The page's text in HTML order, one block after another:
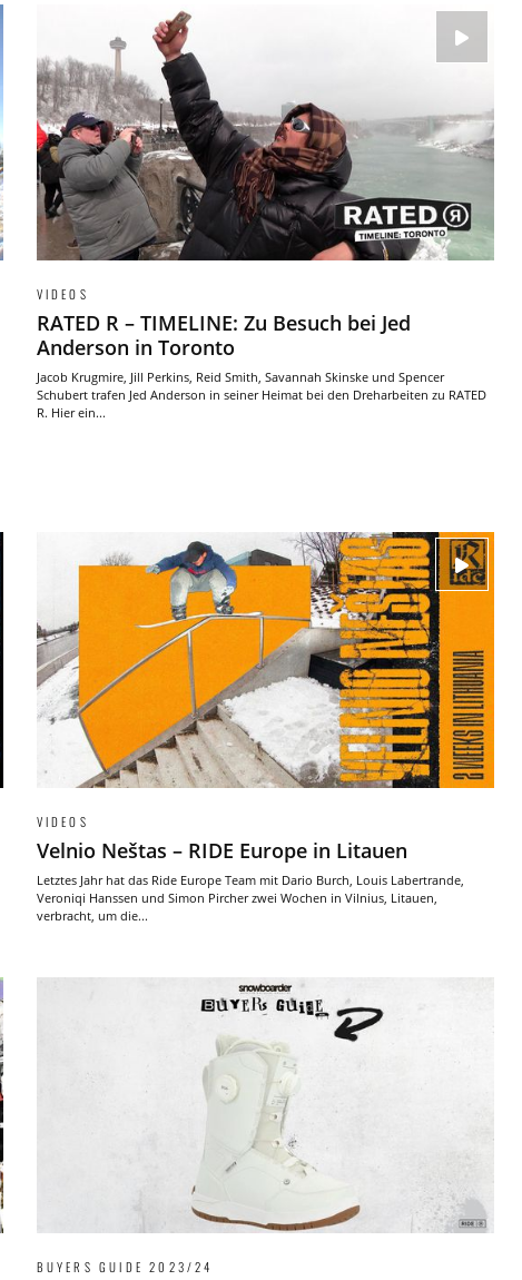
VIDEOS
RATED R – TIMELINE: Zu Besuch bei Jed
Anderson in Toronto
Jacob Krugmire, Jill Perkins, Reid Smith, Savannah Skinske und Spencer
Schubert trafen Jed Anderson in seiner Heimat bei den Dreharbeiten zu RATED
R. Hier ein...
VIDEOS
Velnio Neštas – RIDE Europe in Litauen
Letztes Jahr hat das Ride Europe Team mit Dario Burch, Louis Labertrande,
Veroniqi Hanssen und Simon Pircher zwei Wochen in Vilnius, Litauen,
verbracht, um die...
BUYERS GUIDE 2023/24